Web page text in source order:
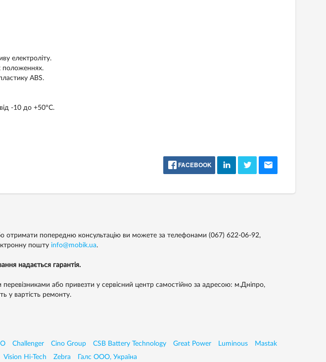
електроліту.
положеннях.
ABS.
-10 до +50°C.
FACEBOOK
отримати попередню консультацію ви можете за телефонами (067) 622-06-92,
пошту info@mobik.ua.
надається гарантія.
або привезти у сервісний центр самостійно за адресою: м.Дніпро,
у вартість ремонту.
Challenger Cino Group CSB Battery Technology Great Power Luminous
Mastak
Vision Hi-Tech Zebra Галс ООО, Україна